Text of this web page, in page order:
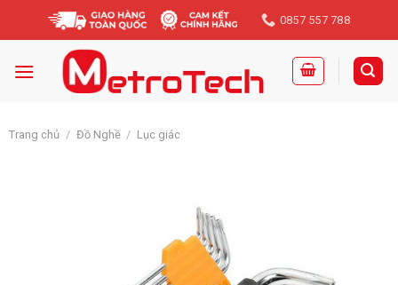
0857 557 788
Trang chủ / Đồ Nghề / Lục giác